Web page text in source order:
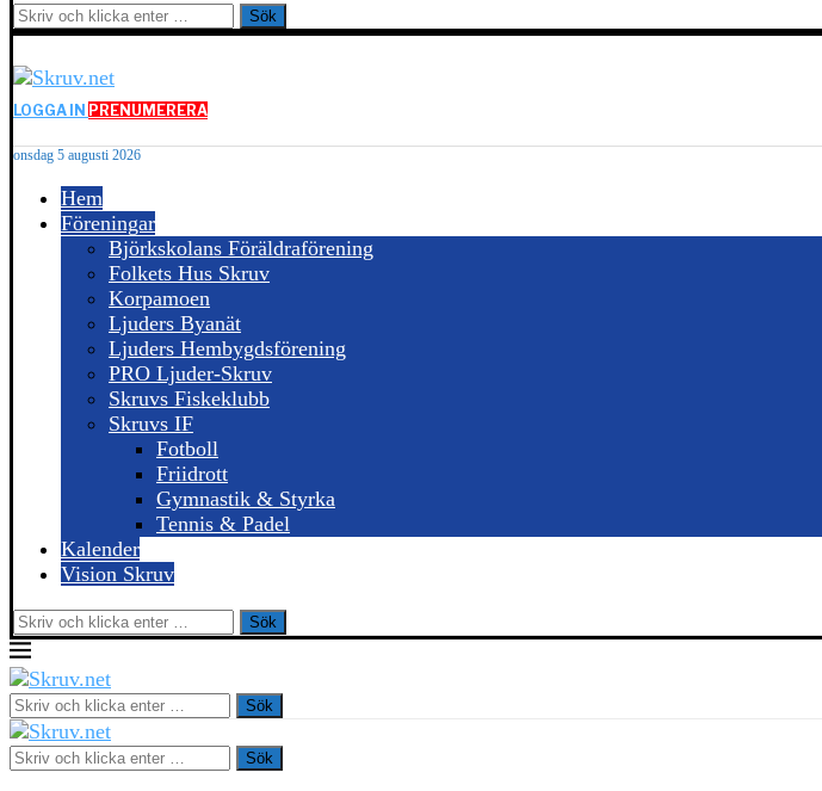
Sök
LOGGA IN PRENUMERERA
onsdag 5 augusti 2026
Hem
Föreningar
Björkskolans Föräldraförening
Folkets Hus Skruv
Korpamoen
Ljuders Byanät
Ljuders Hembygdsförening
PRO Ljuder-Skruv
Skruvs Fiskeklubb
Skruvs IF
Fotboll
Friidrott
Gymnastik & Styrka
Tennis & Padel
Kalender
Vision Skruv
Sök
Sök
Sök